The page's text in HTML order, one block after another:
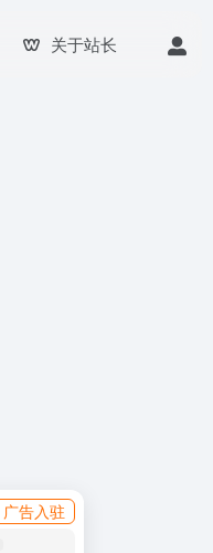
关于站长
广告入驻